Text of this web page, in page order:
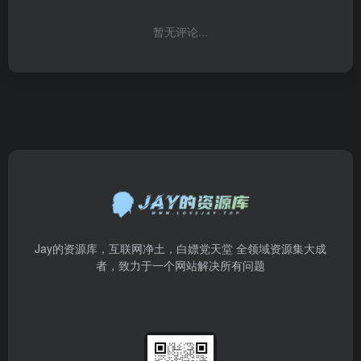
暂无评论...
Jay的资源库，互联网净土，白嫖党天堂 全领域资源集大成
者，致力于一个网站解决所有问题